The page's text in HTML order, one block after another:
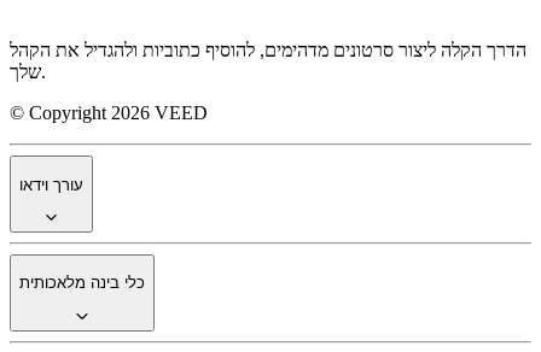
הדרך הקלה ליצור סרטונים מדהימים, להוסיף כתוביות ולהגדיל את הקהל
שלך.
© Copyright 2026 VEED
עורך וידאו
כלי בינה מלאכותית